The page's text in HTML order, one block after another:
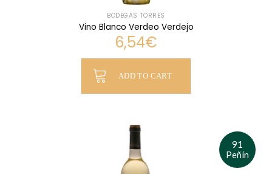
BODEGAS TORRES
Vino Blanco Verdeo Verdejo
6,54€
ADD TO CART
91
Peñín